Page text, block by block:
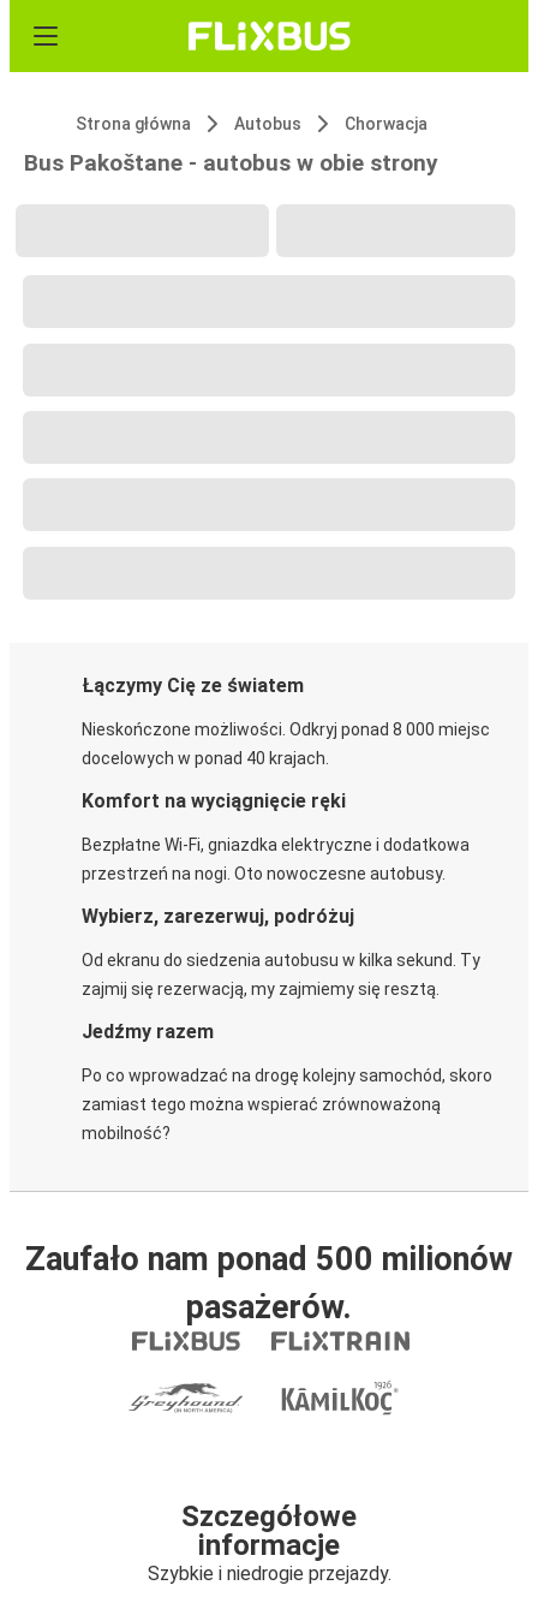
Strona główna Autobus Chorwacja
Bus Pakoštane - autobus w obie strony
Łączymy Cię ze światem
Nieskończone możliwości. Odkryj ponad 8 000 miejsc
docelowych w ponad 40 krajach.
Komfort na wyciągnięcie ręki
Bezpłatne Wi-Fi, gniazdka elektryczne i dodatkowa
przestrzeń na nogi. Oto nowoczesne autobusy.
Wybierz, zarezerwuj, podróżuj
Od ekranu do siedzenia autobusu w kilka sekund. Ty
zajmij się rezerwacją, my zajmiemy się resztą.
Jedźmy razem
Po co wprowadzać na drogę kolejny samochód, skoro
zamiast tego można wspierać zrównoważoną
mobilność?
Zaufało nam ponad 500 milionów
pasażerów.
Szczegółowe
informacje
Szybkie i niedrogie przejazdy.